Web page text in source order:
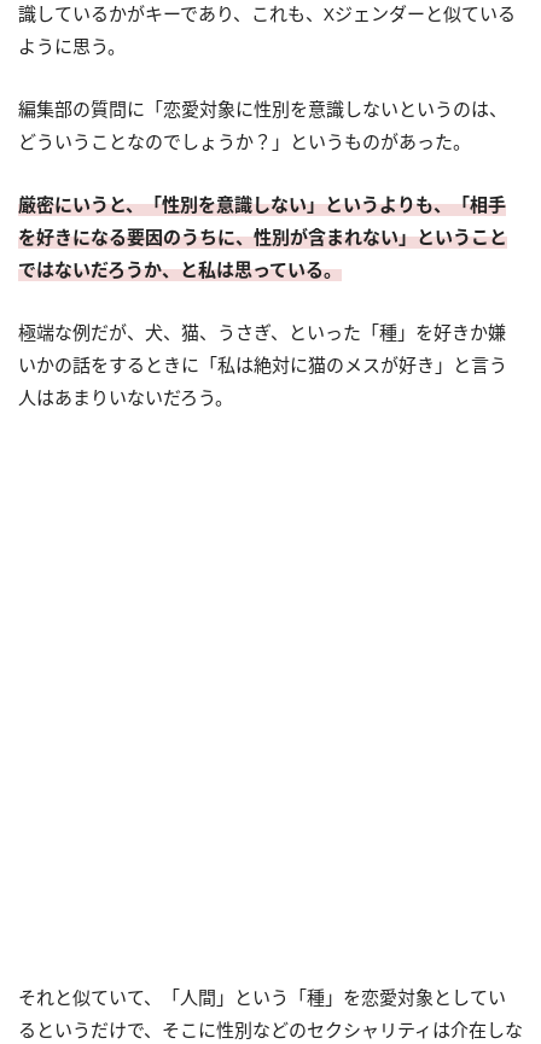
識しているかがキーであり、これも、Xジェンダーと似ている
ように思う。
編集部の質問に「恋愛対象に性別を意識しないというのは、
どういうことなのでしょうか？」というものがあった。
厳密にいうと、「性別を意識しない」というよりも、「相手
を好きになる要因のうちに、性別が含まれない」ということ
ではないだろうか、と私は思っている。
極端な例だが、犬、猫、うさぎ、といった「種」を好きか嫌
いかの話をするときに「私は絶対に猫のメスが好き」と言う
人はあまりいないだろう。
それと似ていて、「人間」という「種」を恋愛対象としてい
るというだけで、そこに性別などのセクシャリティは介在しな